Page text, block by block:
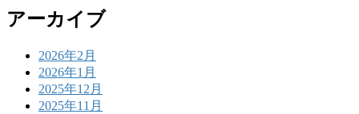
アーカイブ
2026年2月
2026年1月
2025年12月
2025年11月